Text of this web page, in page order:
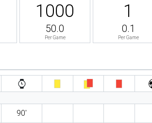
1000
50.0
Per Game
1
0.1
Per Game
90′